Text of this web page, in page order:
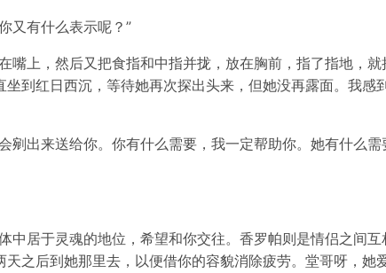
又有什么表示呢？”
嘴上，然后又把食指和中指并拢，放在胸前，指了指地，
到红日西沉，等待她再次探出头来，但她没再露面。我
剜出来送给你。你有什么需要，我一定帮助你。她有什么
中居于灵魂的地位，希望和你交往。香罗帕则是情侣之间
之后到她那里去，以便借你的容貌消除疲劳。堂哥呀，